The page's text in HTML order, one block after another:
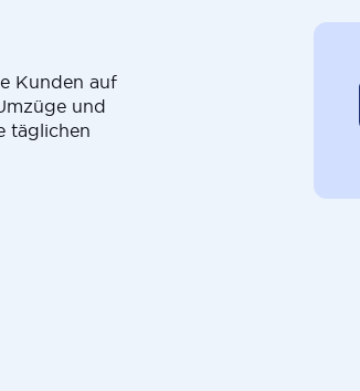
Kunden auf
und
täglichen